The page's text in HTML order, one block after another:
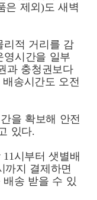
은 제외)도 새벽
리적 거리를 감
영시간을 일부
과 충청권보다
송시간도 오전
을 확보해 안전
있다.
시부터 샛별배
까지 결제하면
배송 받을 수 있